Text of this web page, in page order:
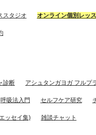
スタジオ オンライン個別レッ
診断 アシュタンガヨガ フルプ
呼吸法入門 セルフケア研究
ッセイ集) 雑談チャット